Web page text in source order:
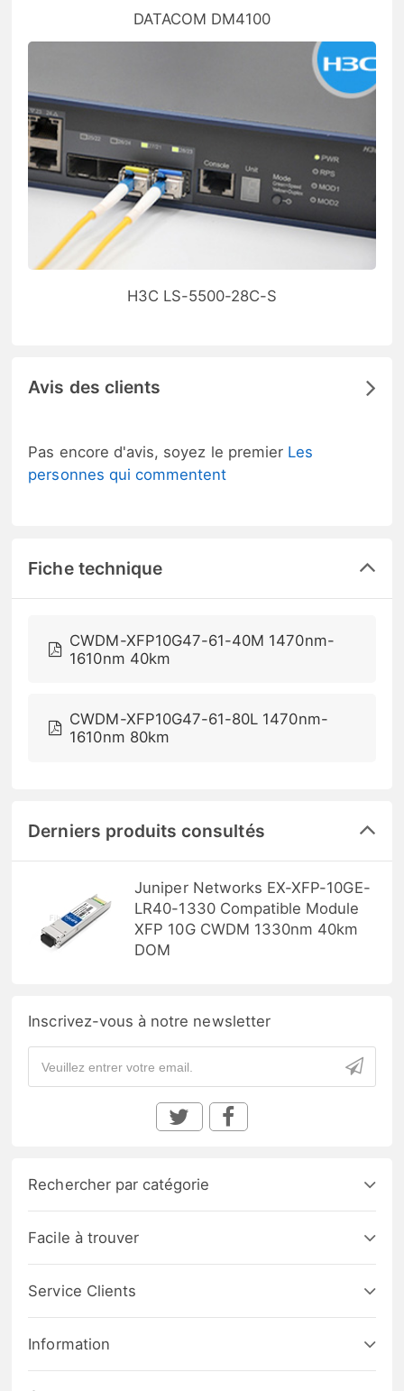
DATACOM DM4100
H3C LS-5500-28C-S
Avis des clients
Pas encore d'avis, soyez le premier Les
personnes qui commentent
Fiche technique
CWDM-XFP10G47-61-40M 1470nm-
1610nm 40km
CWDM-XFP10G47-61-80L 1470nm-
1610nm 80km
Derniers produits consultés
Juniper Networks EX-XFP-10GE-
LR40-1330 Compatible Module
XFP 10G CWDM 1330nm 40km
DOM
Inscrivez-vous à notre newsletter
Rechercher par catégorie
Facile à trouver
Service Clients
Information